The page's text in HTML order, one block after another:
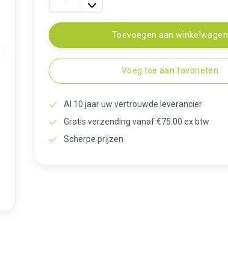
Toevoegen aan winkelwagen
Voeg toe aan favorieten
Al 10 jaar uw vertrouwde leverancier
Gratis verzending vanaf €75.00 ex btw
Scherpe prijzen